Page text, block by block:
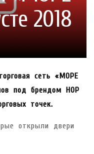
2018
сеть «МОРЕ
под брендом
HOP
точек.
открыли двери